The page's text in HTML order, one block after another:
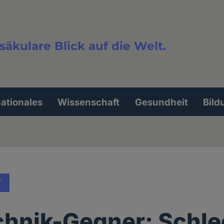
Blick auf die Welt.
Wissenschaft Gesundheit